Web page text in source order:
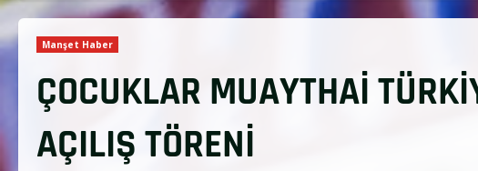
Manşet Haber
ÇOCUKLAR MUAYTHAİ
AÇILIŞ TÖRENİ